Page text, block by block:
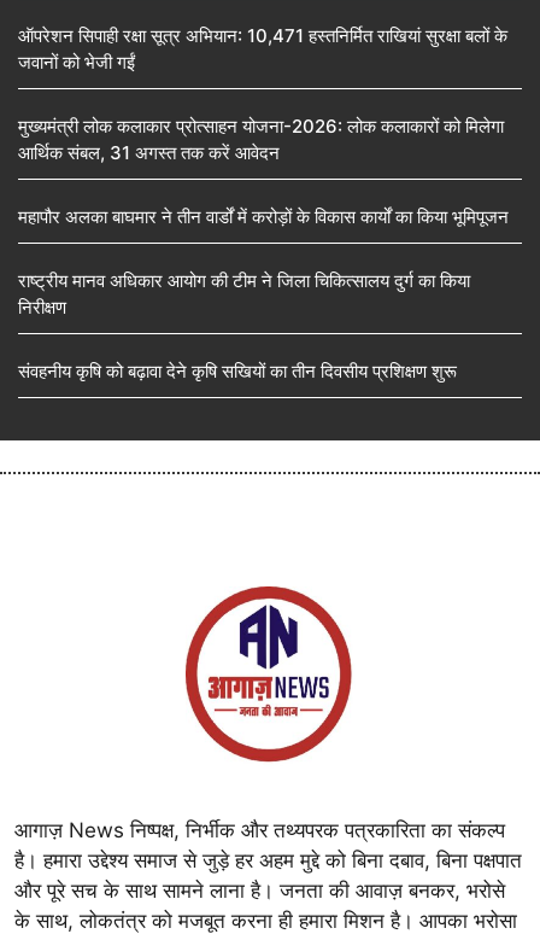
ऑपरेशन सिपाही रक्षा सूत्र अभियान: 10,471 हस्तनिर्मित राखियां सुरक्षा बलों के
जवानों को भेजी गईं
मुख्यमंत्री लोक कलाकार प्रोत्साहन योजना-2026: लोक कलाकारों को मिलेगा
आर्थिक संबल, 31 अगस्त तक करें आवेदन
महापौर अलका बाघमार ने तीन वार्डों में करोड़ों के विकास कार्यों का किया भूमिपूजन
राष्ट्रीय मानव अधिकार आयोग की टीम ने जिला चिकित्सालय दुर्ग का किया
निरीक्षण
संवहनीय कृषि को बढ़ावा देने कृषि सखियों का तीन दिवसीय प्रशिक्षण शुरू
आगाज़ News निष्पक्ष, निर्भीक और तथ्यपरक पत्रकारिता का संकल्प
है। हमारा उद्देश्य समाज से जुड़े हर अहम मुद्दे को बिना दबाव, बिना पक्षपात
और पूरे सच के साथ सामने लाना है। जनता की आवाज़ बनकर, भरोसे
के साथ, लोकतंत्र को मजबूत करना ही हमारा मिशन है। आपका भरोसा